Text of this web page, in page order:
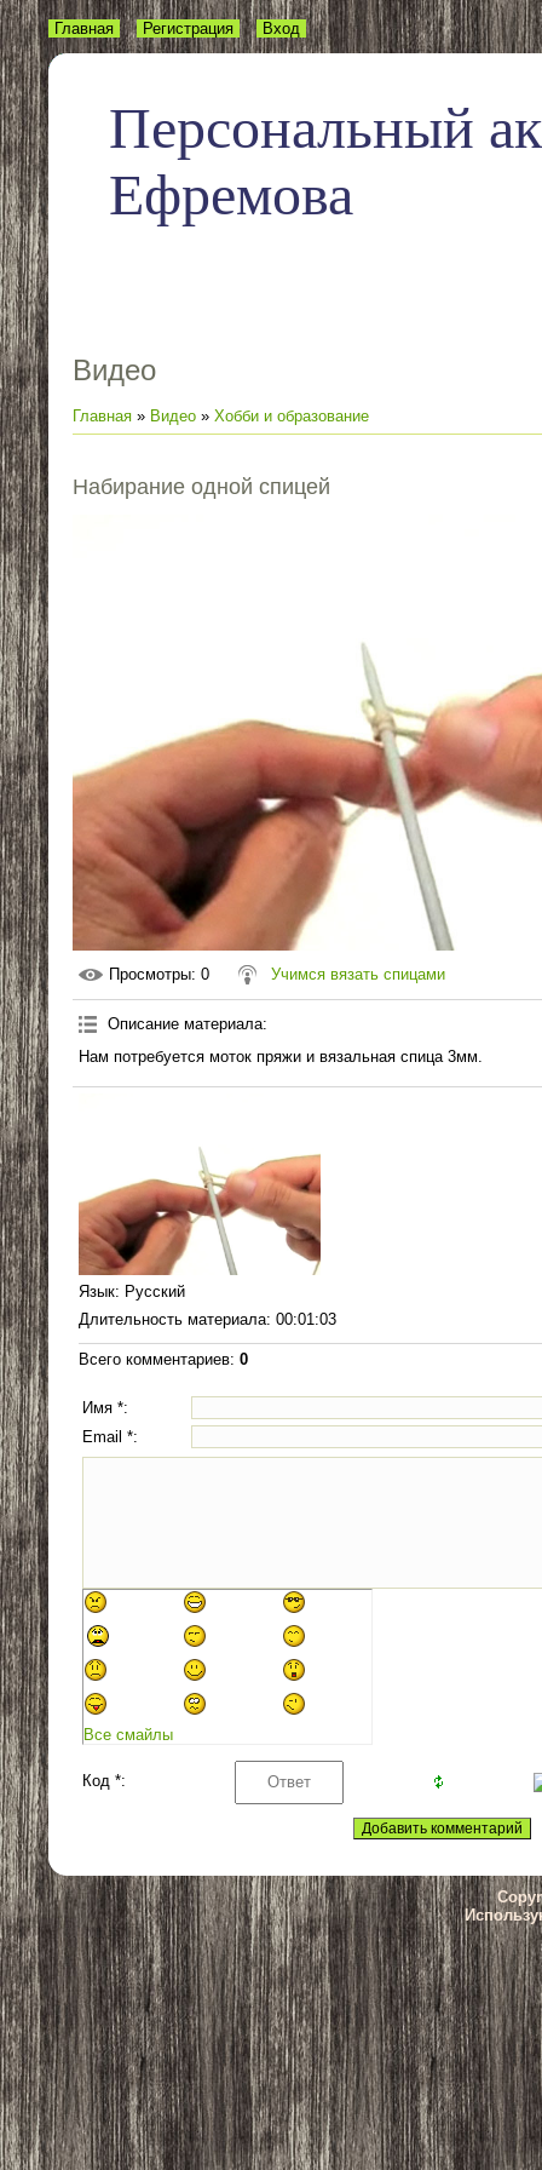
Персональный
Ефремова
Главная Регистрация Вход
Видео
Главная » Видео » Хобби и образование
Набирание одной спицей
Просмотры: 0 Учимся вязать спицами
Описание материала:
Нам потребуется моток пряжи и вязальная спица 3мм.
Язык: Русский
Длительность материала: 00:01:03
Всего комментариев: 0
Имя *:
Email *:
Все смайлы
Код *: